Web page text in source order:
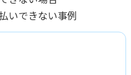
いできない事例